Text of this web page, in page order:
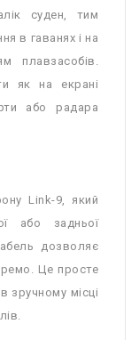
суден, тим
в гаванях і на
плавзасобів.
як на екрані
або радара
Link-9, який
або задньої
дозволяє
Це просте
зручному місці